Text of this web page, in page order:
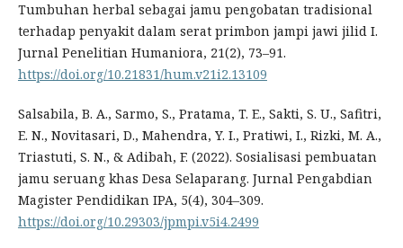
Tumbuhan herbal sebagai jamu pengobatan tradisional
terhadap penyakit dalam serat primbon jampi jawi jilid I.
Jurnal Penelitian Humaniora, 21(2), 73–91.
https://doi.org/10.21831/hum.v21i2.13109
Salsabila, B. A., Sarmo, S., Pratama, T. E., Sakti, S. U., Safitri,
E. N., Novitasari, D., Mahendra, Y. I., Pratiwi, I., Rizki, M. A.,
Triastuti, S. N., & Adibah, F. (2022). Sosialisasi pembuatan
jamu seruang khas Desa Selaparang. Jurnal Pengabdian
Magister Pendidikan IPA, 5(4), 304–309.
https://doi.org/10.29303/jpmpi.v5i4.2499